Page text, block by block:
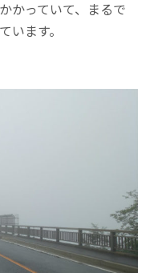
かっていて、まるで
います。